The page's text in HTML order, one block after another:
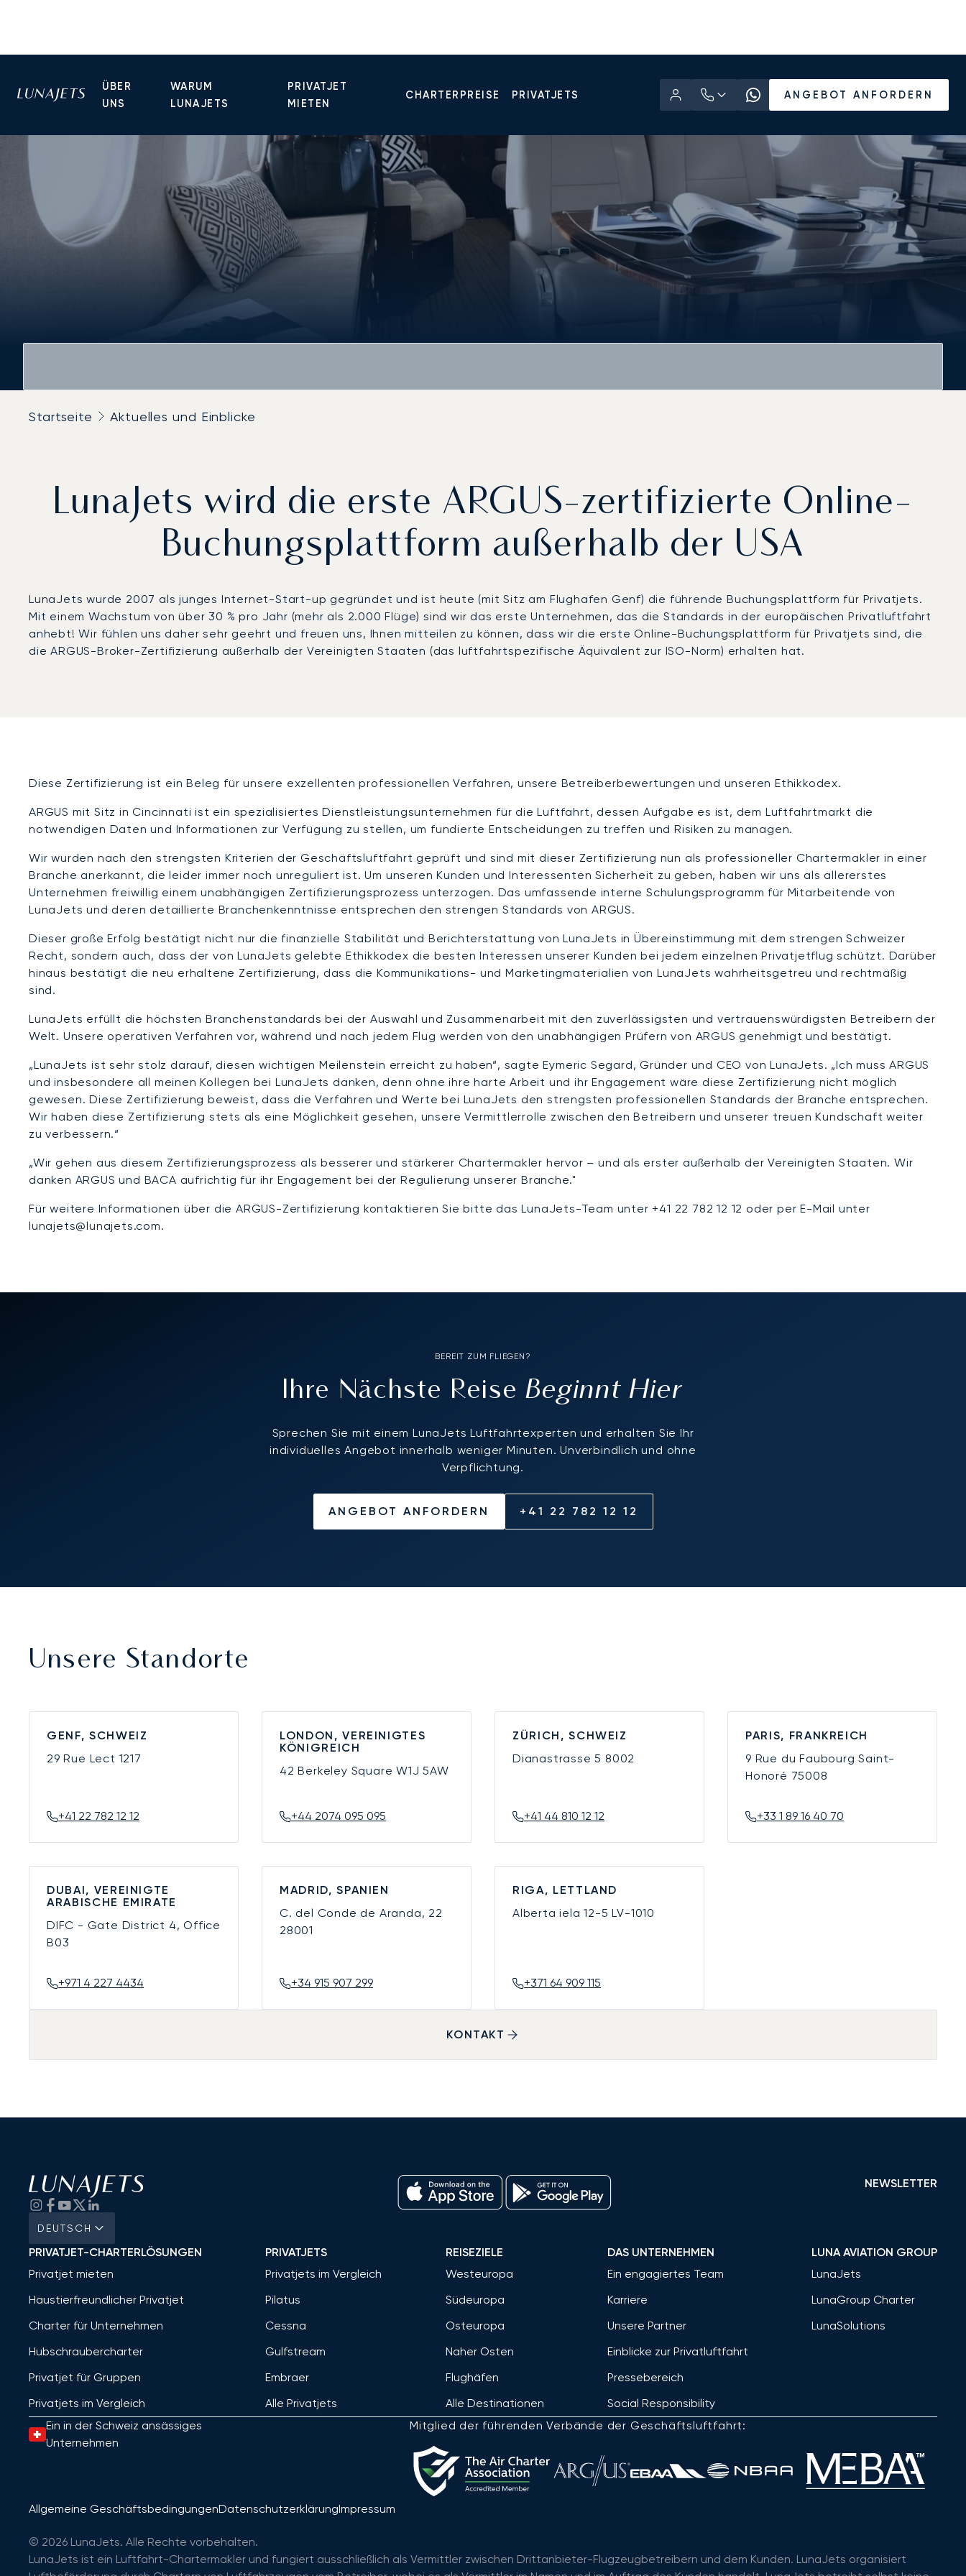
ÜBER
UNS
WARUM
LUNAJETS
PRIVATJET
MIETEN
CHARTERPREISE PRIVATJETS ANGEBOT ANFORDERN
Startseite Aktuelles und Einblicke
LunaJets wird die erste ARGUS-zertifizierte Online-
Buchungsplattform außerhalb der USA
LunaJets wurde 2007 als junges Internet-Start-up gegründet und ist heute (mit Sitz am Flughafen Genf) die führende Buchungsplattform für Privatjets.
Mit einem Wachstum von über 30 % pro Jahr (mehr als 2.000 Flüge) sind wir das erste Unternehmen, das die Standards in der europäischen Privatluftfahrt
anhebt! Wir fühlen uns daher sehr geehrt und freuen uns, Ihnen mitteilen zu können, dass wir die erste Online-Buchungsplattform für Privatjets sind, die
die ARGUS-Broker-Zertifizierung außerhalb der Vereinigten Staaten (das luftfahrtspezifische Äquivalent zur ISO-Norm) erhalten hat.
Diese Zertifizierung ist ein Beleg für unsere exzellenten professionellen Verfahren, unsere Betreiberbewertungen und unseren Ethikkodex.
ARGUS mit Sitz in Cincinnati ist ein spezialisiertes Dienstleistungsunternehmen für die Luftfahrt, dessen Aufgabe es ist, dem Luftfahrtmarkt die
notwendigen Daten und Informationen zur Verfügung zu stellen, um fundierte Entscheidungen zu treffen und Risiken zu managen.
Wir wurden nach den strengsten Kriterien der Geschäftsluftfahrt geprüft und sind mit dieser Zertifizierung nun als professioneller Chartermakler in einer
Branche anerkannt, die leider immer noch unreguliert ist. Um unseren Kunden und Interessenten Sicherheit zu geben, haben wir uns als allererstes
Unternehmen freiwillig einem unabhängigen Zertifizierungsprozess unterzogen. Das umfassende interne Schulungsprogramm für Mitarbeitende von
LunaJets und deren detaillierte Branchenkenntnisse entsprechen den strengen Standards von ARGUS.
Dieser große Erfolg bestätigt nicht nur die finanzielle Stabilität und Berichterstattung von LunaJets in Übereinstimmung mit dem strengen Schweizer
Recht, sondern auch, dass der von LunaJets gelebte Ethikkodex die besten Interessen unserer Kunden bei jedem einzelnen Privatjetflug schützt. Darüber
hinaus bestätigt die neu erhaltene Zertifizierung, dass die Kommunikations- und Marketingmaterialien von LunaJets wahrheitsgetreu und rechtmäßig
sind.
LunaJets erfüllt die höchsten Branchenstandards bei der Auswahl und Zusammenarbeit mit den zuverlässigsten und vertrauenswürdigsten Betreibern der
Welt. Unsere operativen Verfahren vor, während und nach jedem Flug werden von den unabhängigen Prüfern von ARGUS genehmigt und bestätigt.
„LunaJets ist sehr stolz darauf, diesen wichtigen Meilenstein erreicht zu haben“, sagte Eymeric Segard, Gründer und CEO von LunaJets. „Ich muss ARGUS
und insbesondere all meinen Kollegen bei LunaJets danken, denn ohne ihre harte Arbeit und ihr Engagement wäre diese Zertifizierung nicht möglich
gewesen. Diese Zertifizierung beweist, dass die Verfahren und Werte bei LunaJets den strengsten professionellen Standards der Branche entsprechen.
Wir haben diese Zertifizierung stets als eine Möglichkeit gesehen, unsere Vermittlerrolle zwischen den Betreibern und unserer treuen Kundschaft weiter
zu verbessern.“
„Wir gehen aus diesem Zertifizierungsprozess als besserer und stärkerer Chartermakler hervor – und als erster außerhalb der Vereinigten Staaten. Wir
danken ARGUS und BACA aufrichtig für ihr Engagement bei der Regulierung unserer Branche."
Für weitere Informationen über die ARGUS-Zertifizierung kontaktieren Sie bitte das LunaJets-Team unter +41 22 782 12 12 oder per E-Mail unter
lunajets@lunajets.com.
BEREIT ZUM FLIEGEN?
Ihre Nächste ReiseBeginnt Hier
Sprechen Sie mit einem LunaJets Luftfahrtexperten und erhalten Sie Ihr
individuelles Angebot innerhalb weniger Minuten. Unverbindlich und ohne
Verpflichtung.
ANGEBOT ANFORDERN +41 22 782 12 12
Unsere Standorte
GENF, SCHWEIZ
29 Rue Lect 1217
+41 22 782 12 12
LONDON, VEREINIGTES
KÖNIGREICH
42 Berkeley SquareW1J 5AW
+44 2074 095 095
ZÜRICH, SCHWEIZ
Dianastrasse 5 8002
+41 44 810 12 12
PARIS, FRANKREICH
9 Rue du Faubourg Saint-
Honoré 75008
+33 1 89 16 40 70
DUBAI, VEREINIGTE
ARABISCHE EMIRATE
DIFC - Gate District 4, Office
B03
+971 4 227 4434
MADRID, SPANIEN
C. del Conde de Aranda, 22
28001
+34 915 907 299
RIGA, LETTLAND
Alberta iela 12-5LV-1010
+371 64 909 115
KONTAKT
DEUTSCH
NEWSLETTER
PRIVATJET-CHARTERLÖSUNGEN
Privatjet mieten
Haustierfreundlicher Privatjet
Charter für Unternehmen
Hubschraubercharter
Privatjet für Gruppen
Privatjets im Vergleich
PRIVATJETS
Privatjets im Vergleich
Pilatus
Cessna
Gulfstream
Embraer
Alle Privatjets
REISEZIELE
Westeuropa
Südeuropa
Osteuropa
Naher Osten
Flughäfen
Alle Destinationen
DAS UNTERNEHMEN
Ein engagiertes Team
Karriere
Unsere Partner
Einblicke zur Privatluftfahrt
Pressebereich
Social Responsibility
LUNA AVIATION GROUP
LunaJets
LunaGroup Charter
LunaSolutions
Ein in der Schweiz ansässiges
Unternehmen
Mitglied der führenden Verbände der Geschäftsluftfahrt:
Allgemeine GeschäftsbedingungenDatenschutzerklärungImpressum
© 2026 LunaJets. Alle Rechte vorbehalten.
LunaJets ist ein Luftfahrt-Chartermakler und fungiert ausschließlich als Vermittler zwischen Drittanbieter-Flugzeugbetreibern und dem Kunden. LunaJets organisiert